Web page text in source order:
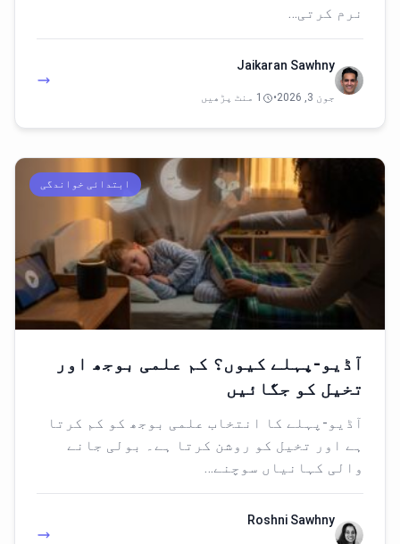
نرم کرتی…
Jaikaran Sawhny
جون 3, 2026 • 1 منٹ پڑھیں
ابتدائی خواندگی
آڈیو-پہلے کیوں؟ کم علمی بوجھ اور
تخیل کو جگائیں
آڈیو-پہلے کا انتخاب علمی بوجھ کو کم کرتا
ہے اور تخیل کو روشن کرتا ہے۔ بولی جانے
والی کہانیاں سوچنے…
Roshni Sawhny